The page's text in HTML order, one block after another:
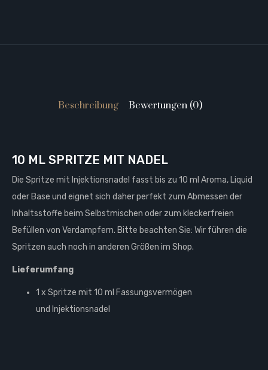
Beschreibung Bewertungen (0)
10 ML SPRITZE MIT NADEL
Die Spritze mit Injektionsnadel fasst bis zu 10 ml Aroma, Liquid
oder Base und eignet sich daher perfekt zum Abmessen der
Inhaltsstoffe beim Selbstmischen oder zum kleckerfreien
Befüllen von Verdampfern. Bitte beachten Sie: Wir führen die
Spritzen auch noch in anderen Größen im Shop.
Lieferumfang
1 x Spritze mit 10 ml Fassungsvermögen
und Injektionsnadel